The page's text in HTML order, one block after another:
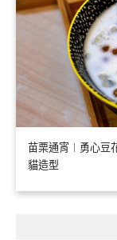
苗栗通宵︱勇心豆
貓造型